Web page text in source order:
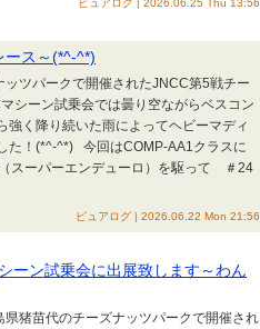
ピュアログ | 2026.06.25 Thu 13:56
ース～(*^-^*)
ツパークで開催されたJNCC第5戦チー
シーン試乗会では曇り空ながらベスコン
く降り続いた雨によってヘビーマディ
た！(*^-^*) 今回はCOMP-AA1クラスに
スーパーエンデューロ）を駆って ＃24
ピュアログ | 2026.06.22 Mon 21:56
ーン試乗会に出展致します～わん
猪苗代のチーズナッツパークで開催され